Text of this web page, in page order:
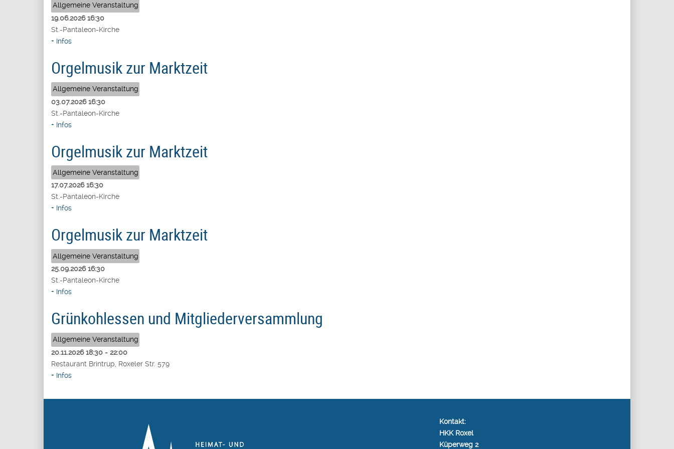
Allgemeine Veranstaltung
19.06.2026 16:30
St.-Pantaleon-Kirche
+ Infos
Orgelmusik zur Marktzeit
Allgemeine Veranstaltung
03.07.2026 16:30
St.-Pantaleon-Kirche
+ Infos
Orgelmusik zur Marktzeit
Allgemeine Veranstaltung
17.07.2026 16:30
St.-Pantaleon-Kirche
+ Infos
Orgelmusik zur Marktzeit
Allgemeine Veranstaltung
25.09.2026 16:30
St.-Pantaleon-Kirche
+ Infos
Grünkohlessen und Mitgliederversammlung
Allgemeine Veranstaltung
20.11.2026 18:30 - 22:00
Restaurant Brintrup, Roxeler Str. 579
+ Infos
Kontakt:
HKK Roxel
Küperweg 2